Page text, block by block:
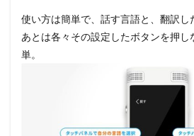
使い方は簡単で、話す言語と、翻訳し
あとは各々その設定したボタンを押し
単。